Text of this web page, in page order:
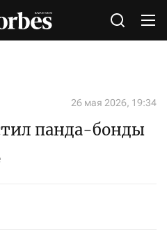
26 мая 2026, 19:34
панда-бонды